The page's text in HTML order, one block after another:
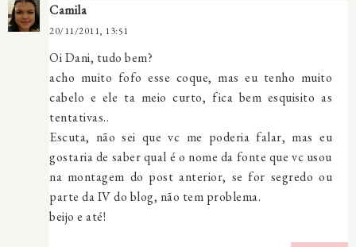
Camila
20/11/2011, 13:51
Oi Dani, tudo bem?
acho muito fofo esse coque, mas eu tenho muito
cabelo e ele ta meio curto, fica bem esquisito as
tentativas..
Escuta, não sei que vc me poderia falar, mas eu
gostaria de saber qual é o nome da fonte que vc usou
na montagem do post anterior, se for segredo ou
parte da IV do blog, não tem problema.
beijo e até!